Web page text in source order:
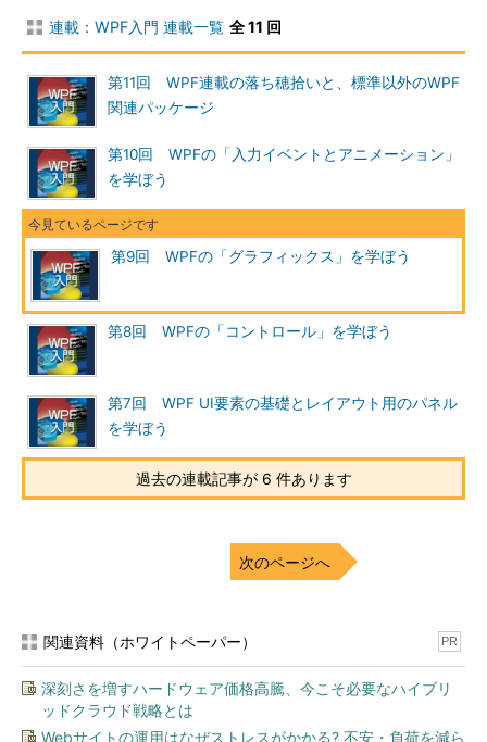
連載：WPF入門 連載一覧 全 11 回
第11回 WPF連載の落ち穂拾いと、標準以外のWPF
関連パッケージ
第10回 WPFの「入力イベントとアニメーション」
を学ぼう
第9回 WPFの「グラフィックス」を学ぼう
第8回 WPFの「コントロール」を学ぼう
第7回 WPF UI要素の基礎とレイアウト用のパネル
を学ぼう
過去の連載記事が 6 件あります
次のページへ
関連資料（ホワイトペーパー） PR
深刻さを増すハードウェア価格高騰、今こそ必要なハイブリ
ッドクラウド戦略とは
Webサイトの運用はなぜストレスがかかる? 不安・負荷を減ら